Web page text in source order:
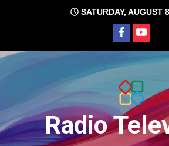
SATURDAY, AUGUST
Radio